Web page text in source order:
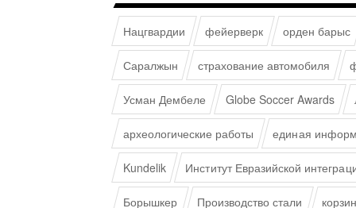
Нацгвардии фейерверк орден барыс
Саралжын страхование автомобиля
Усман Дембеле Globe Soccer Awards
археологические работы единая
Kundelik Институт Евразийской
Борышкер Производство стали